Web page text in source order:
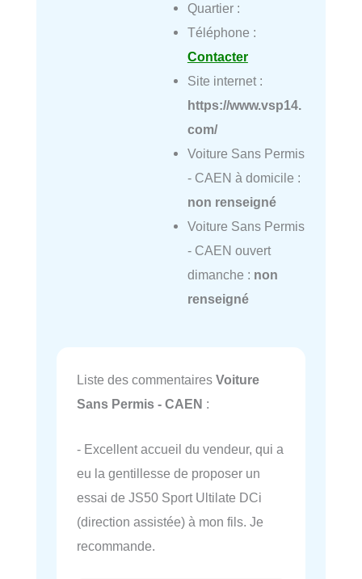
Quartier :
Téléphone :
Contacter
Site internet :
https://www.vsp14.
com/
Voiture Sans Permis
- CAEN à domicile :
non renseigné
Voiture Sans Permis
- CAEN ouvert
dimanche : non
renseigné
Liste des commentaires Voiture
Sans Permis - CAEN :
- Excellent accueil du vendeur, qui a
eu la gentillesse de proposer un
essai de JS50 Sport Ultilate DCi
(direction assistée) à mon fils. Je
recommande.